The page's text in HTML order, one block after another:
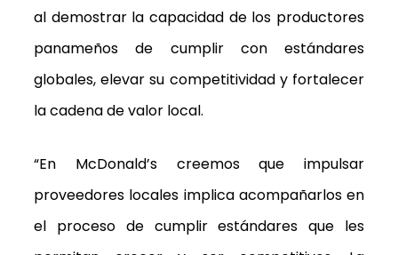
al demostrar la capacidad de los productores
panameños de cumplir con estándares
globales, elevar su competitividad y fortalecer
la cadena de valor local.
“En McDonald’s creemos que impulsar
proveedores locales implica acompañarlos en
el proceso de cumplir estándares que les